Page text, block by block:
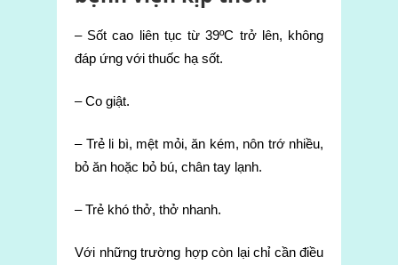
– Sốt cao liên tục từ 39ºC trở lên, không
đáp ứng với thuốc hạ sốt.
– Co giật.
– Trẻ li bì, mệt mỏi, ăn kém, nôn trớ nhiều,
bỏ ăn hoặc bỏ bú, chân tay lạnh.
– Trẻ khó thở, thở nhanh.
Với những trường hợp còn lại chỉ cần điều